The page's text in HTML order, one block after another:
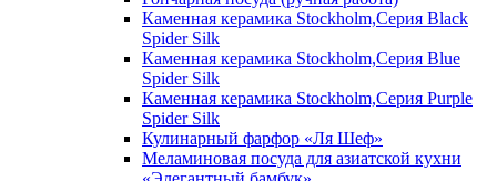
Каменная керамика Stockholm,Серия Black
Spider Silk
Каменная керамика Stockholm,Серия Blue
Spider Silk
Каменная керамика Stockholm,Серия Purple
Spider Silk
Кулинарный фарфор «Ля Шеф»
Меламиновая посуда для азиатской кухни